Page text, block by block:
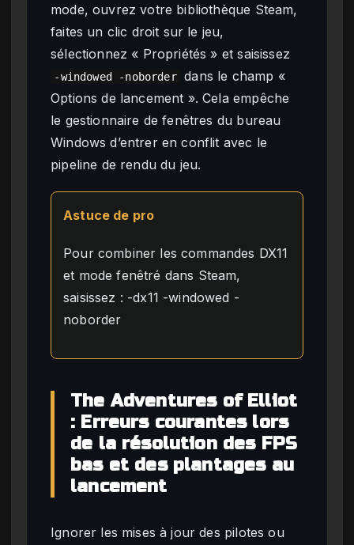
mode, ouvrez votre bibliothèque Steam,
faites un clic droit sur le jeu,
sélectionnez « Propriétés » et saisissez
-windowed -noborder dans le champ «
Options de lancement ». Cela empêche
le gestionnaire de fenêtres du bureau
Windows d’entrer en conflit avec le
pipeline de rendu du jeu.
Astuce de pro
Pour combiner les commandes DX11
et mode fenêtré dans Steam,
saisissez : -dx11 -windowed -
noborder
The Adventures of Elliot
: Erreurs courantes lors
de la résolution des FPS
bas et des plantages au
lancement
Ignorer les mises à jour des pilotes ou